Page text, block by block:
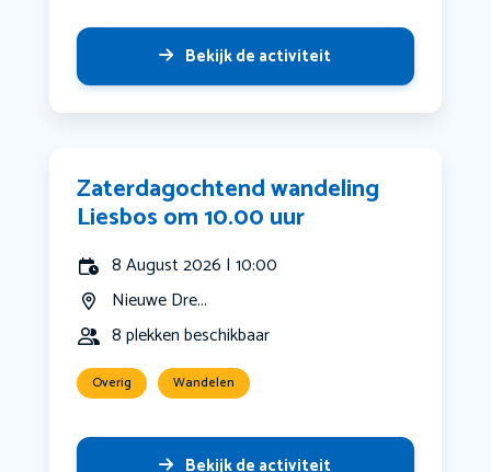
Bekijk de activiteit
Zaterdagochtend wandeling
Liesbos om 10.00 uur
8 August 2026 | 10:00
Nieuwe Dre...
8 plekken beschikbaar
Overig Wandelen
Bekijk de activiteit